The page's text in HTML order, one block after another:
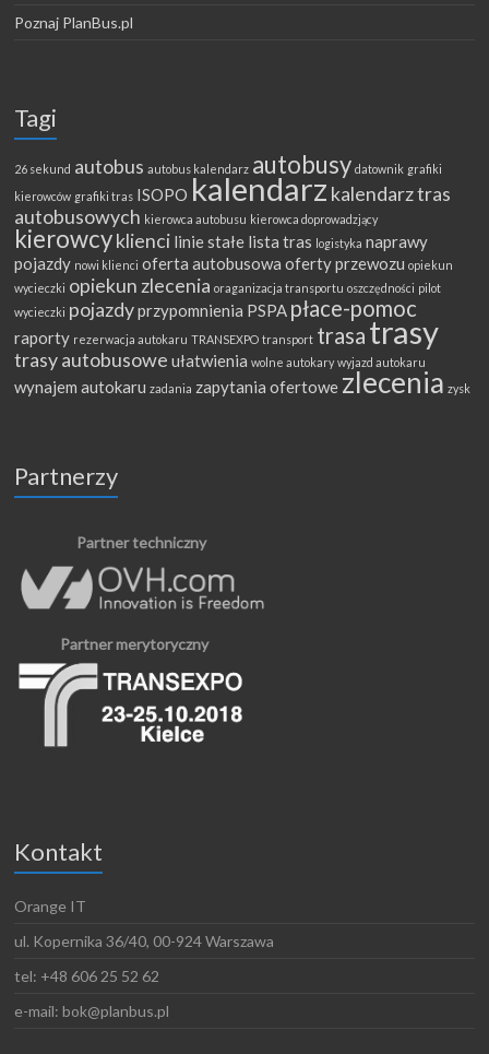
Poznaj PlanBus.pl
Tagi
26 sekund autobus autobus kalendarz autobusy datownik grafiki
kierowców grafiki tras ISOPO kalendarz kalendarz tras
autobusowych kierowca autobusu kierowca doprowadzjący
kierowcyklienci linie stałe lista tras logistyka naprawy
pojazdy nowi klienci oferta autobusowa oferty przewozu opiekun
wycieczki opiekun zlecenia oraganizacja transportu oszczędności pilot
wycieczki pojazdyprzypomnienia PSPA płace-pomoc
raporty rezerwacja autokaru TRANSEXPO transport trasa trasy
trasy autobusowe ułatwienia wolne autokary wyjazd autokaru
wynajem autokaru zadania zapytania ofertowe zlecenia zysk
Partnerzy
Partner techniczny
Partner merytoryczny
Kontakt
Orange IT
ul. Kopernika 36/40, 00-924 Warszawa
tel: +48 606 25 52 62
e-mail: bok@planbus.pl